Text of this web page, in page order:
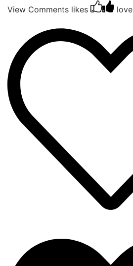
View Comments likes love